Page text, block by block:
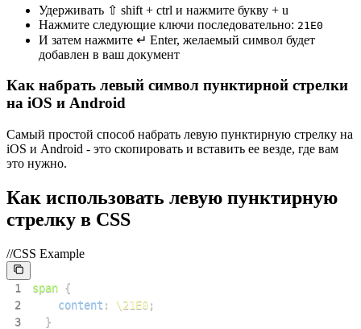
Удерживать ⇧ shift + ctrl и нажмите букву + u
Нажмите следующие ключи последовательно: 21 E0
И затем нажмите ↵ Enter, желаемый символ будет
добавлен в ваш документ
Как набрать левый символ пунктирной стрелки
на iOS и Android
Самый простой способ набрать левую пунктирную стрелку на
iOS и Android - это скопировать и вставить ее везде, где вам
это нужно.
Как использовать левую пунктирную
стрелку в CSS
//CSS Example
1 span {
2
content : \21E0;
3
}